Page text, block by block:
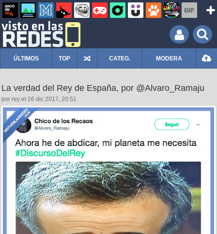
ÚLTIMOS TOP CATEG. MODERA
La verdad del Rey de España, por @Alvaro_Ramaju
por rey el 26 dic 2017, 20:51